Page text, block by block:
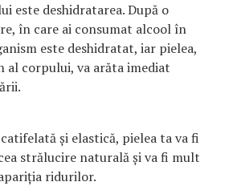
este deshidratarea. După o
în care ai consumat alcool în
este deshidratat, iar pielea,
al corpului, va arăta imediat
și elastică, pielea ta va fi
strălucire naturală și va fi mult
ridurilor.